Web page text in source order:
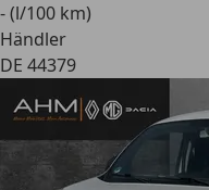
- (l/100 km)
Händler
DE 44379